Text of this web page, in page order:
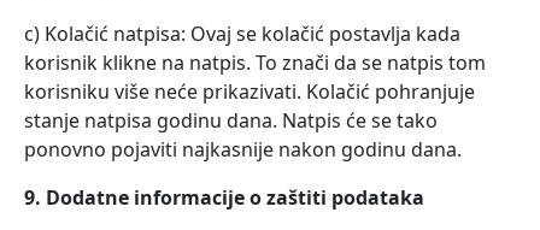
c) Kolačić natpisa: Ovaj se kolačić postavlja kada
korisnik klikne na natpis. To znači da se natpis tom
korisniku više neće prikazivati. Kolačić pohranjuje
stanje natpisa godinu dana. Natpis će se tako
ponovno pojaviti najkasnije nakon godinu dana.
9. Dodatne informacije o zaštiti podataka